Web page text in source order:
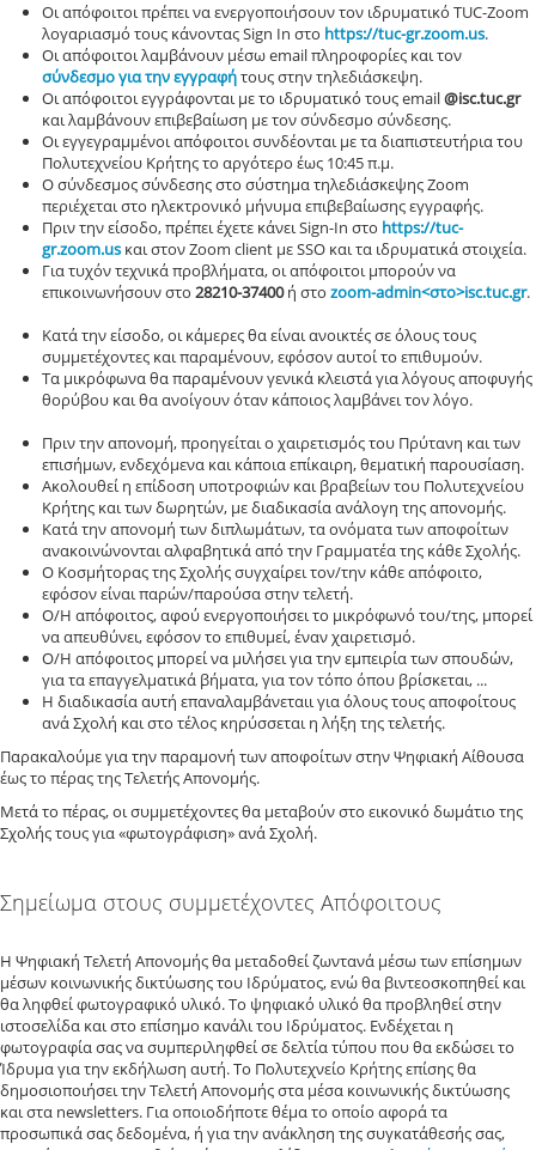
Οι απόφοιτοι πρέπει να ενεργοποιήσουν τον ιδρυματικό TUC-Zoom
λογαριασμό τους κάνοντας Sign In στο https://tuc-gr.zoom.us.
Οι απόφοιτοι λαμβάνουν μέσω email πληροφορίες και τον
σύνδεσμο για την εγγραφήτους στην τηλεδιάσκεψη.
Οι απόφοιτοι εγγράφονται με το ιδρυματικό τους email@isc.tuc.gr
και λαμβάνουν επιβεβαίωση με τον σύνδεσμο σύνδεσης.
Οι εγγεγραμμένοι απόφοιτοι συνδέονται με τα διαπιστευτήρια του
Πολυτεχνείου Κρήτης το αργότερο έως 10:45 π.μ.
Ο σύνδεσμος σύνδεσης στο σύστημα τηλεδιάσκεψης Zoom
περιέχεται στο ηλεκτρονικό μήνυμα επιβεβαίωσης εγγραφής.
Πριν την είσοδο, πρέπει έχετε κάνει Sign-In στο https://tuc-
gr.zoom.us και στον Zoom client με SSO και τα ιδρυματικά στοιχεία.
Για τυχόν τεχνικά προβλήματα, οι απόφοιτοι μπορούν να
επικοινωνήσουν στο 28210-37400ή στο zoom-admin<στο>isc.tuc.gr.
Κατά την είσοδο, οι κάμερες θα είναι ανοικτές σε όλους τους
συμμετέχοντες και παραμένουν, εφόσον αυτοί το επιθυμούν.
Τα μικρόφωνα θα παραμένουν γενικά κλειστά για λόγους αποφυγής
θορύβου και θα ανοίγουν όταν κάποιος λαμβάνει τον λόγο.
Πριν την απονομή, προηγείται ο χαιρετισμός του Πρύτανη και των
επισήμων, ενδεχόμενα και κάποια επίκαιρη, θεματική παρουσίαση.
Ακολουθεί η επίδοση υποτροφιών και βραβείων του Πολυτεχνείου
Κρήτης και των δωρητών, με διαδικασία ανάλογη της απονομής.
Κατά την απονομή των διπλωμάτων, τα ονόματα των αποφοίτων
ανακοινώνονται αλφαβητικά από την Γραμματέα της κάθε Σχολής.
Ο Κοσμήτορας της Σχολής συγχαίρει τον/την κάθε απόφοιτο,
εφόσον είναι παρών/παρούσα στην τελετή.
Ο/Η απόφοιτος, αφού ενεργοποιήσει το μικρόφωνό του/της, μπορεί
να απευθύνει, εφόσον το επιθυμεί, έναν χαιρετισμό.
Ο/Η απόφοιτος μπορεί να μιλήσει για την εμπειρία των σπουδών,
για τα επαγγελματικά βήματα, για τον τόπο όπου βρίσκεται, ...
Η διαδικασία αυτή επαναλαμβάνεταιι για όλους τους αποφοίτους
ανά Σχολή και στο τέλος κηρύσσεται η λήξη της τελετής.
Παρακαλούμε για την παραμονή των αποφοίτων στην Ψηφιακή Αίθουσα
έως το πέρας της Τελετής Απονομής.
Μετά το πέρας, οι συμμετέχοντες θα μεταβούν στο εικονικό δωμάτιο της
Σχολής τους για «φωτογράφιση» ανά Σχολή.
Σημείωμα στους συμμετέχοντες Απόφοιτους
H Ψηφιακή Τελετή Απονομής θα μεταδοθεί ζωντανά μέσω των επίσημων
μέσων κοινωνικής δικτύωσης του Ιδρύματος, ενώ θα βιντεοσκοπηθεί και
θα ληφθεί φωτογραφικό υλικό. Το ψηφιακό υλικό θα προβληθεί στην
ιστοσελίδα και στο επίσημο κανάλι του Ιδρύματος. Ενδέχεται η
φωτογραφία σας να συμπεριληφθεί σε δελτία τύπου που θα εκδώσει το
Ίδρυμα για την εκδήλωση αυτή. Το Πολυτεχνείο Κρήτης επίσης θα
δημοσιοποιήσει την Τελετή Απονομής στα μέσα κοινωνικής δικτύωσης
και στα newsletters. Για οποιοδήποτε θέμα το οποίο αφορά τα
προσωπικά σας δεδομένα, ή για την ανάκληση της συγκατάθεσής σας,